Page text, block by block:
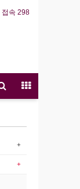
접속 298